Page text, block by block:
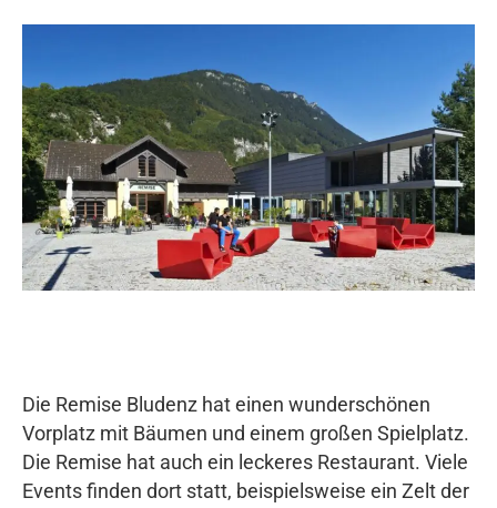
Die Remise Bludenz hat einen wunderschönen
Vorplatz mit Bäumen und einem großen Spielplatz.
Die Remise hat auch ein leckeres Restaurant. Viele
Events finden dort statt, beispielsweise ein Zelt der